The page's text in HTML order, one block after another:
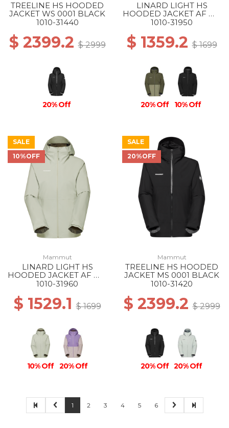
TREELINE HS HOODED
JACKET WS 0001 BLACK
1010-31440
$ 2399.2$ 2999
20% Off
LINARD LIGHT HS
HOODED JACKET AF MS
40300 MARSH-DARK
1010-31950
$ 1359.2$ 1699
20% Off 10% Off
SALE
10%OFF
Mammut
LINARD LIGHT HS
HOODED JACKET AF WS
1288 SILVER SAGE
1010-31960
$ 1529.1$ 1699
10% Off 20% Off
SALE
20%OFF
Mammut
TREELINE HS HOODED
JACKET MS 0001 BLACK
1010-31420
$ 2399.2$ 2999
20% Off 20% Off
1 2 3 4 5 6